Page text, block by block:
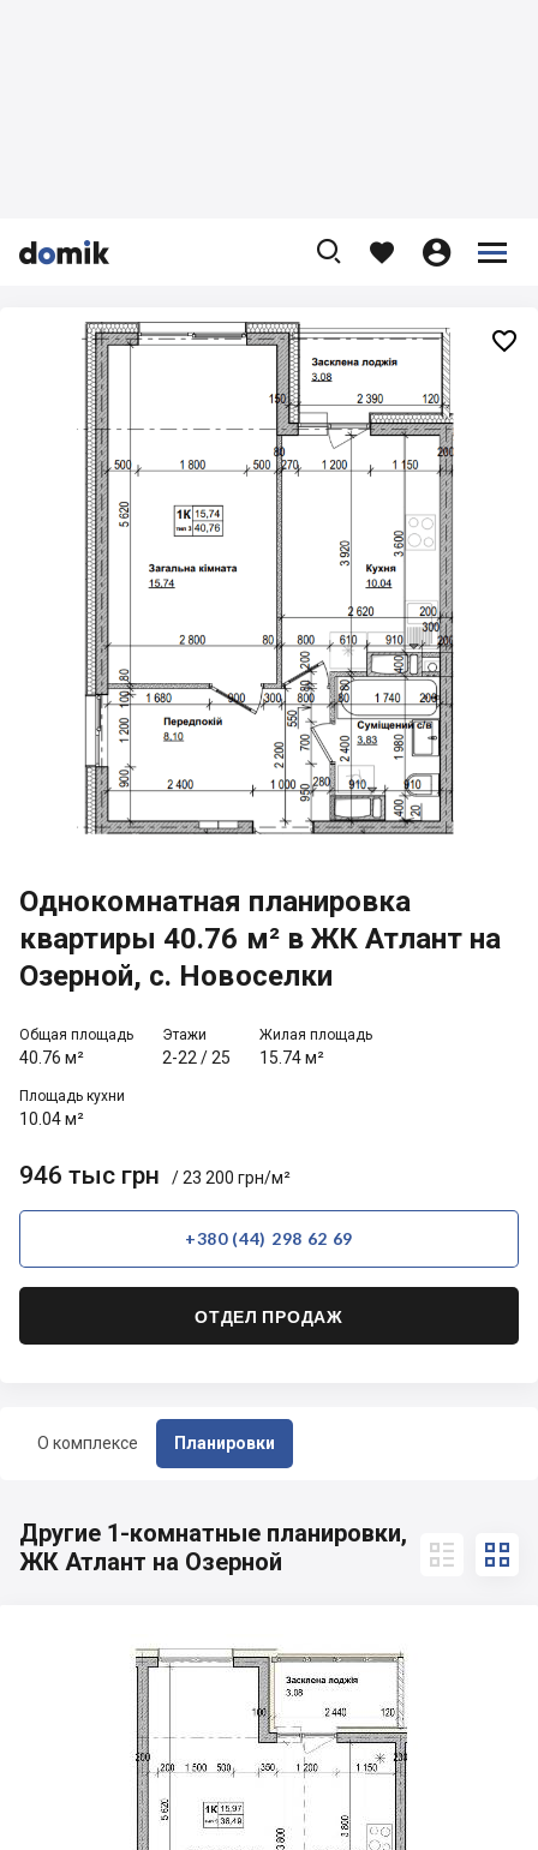


    


О комплексе Планировки
Однокомнатная планировка
квартиры 40.76 м² в ЖК Атлант на
Озерной, с. Новоселки
Общая площадь
40.76 м²
Этажи
2-22 /25
Жилая площадь
15.74 м²
Площадь кухни
10.04 м²
946 тыс грн / 23 200 грн/м²
+380 (44) 298 62 69
ОТДЕЛ ПРОДАЖ

Другие 1-комнатные планировки,
ЖК Атлант на Озерной
 